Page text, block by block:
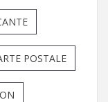
POSTALE